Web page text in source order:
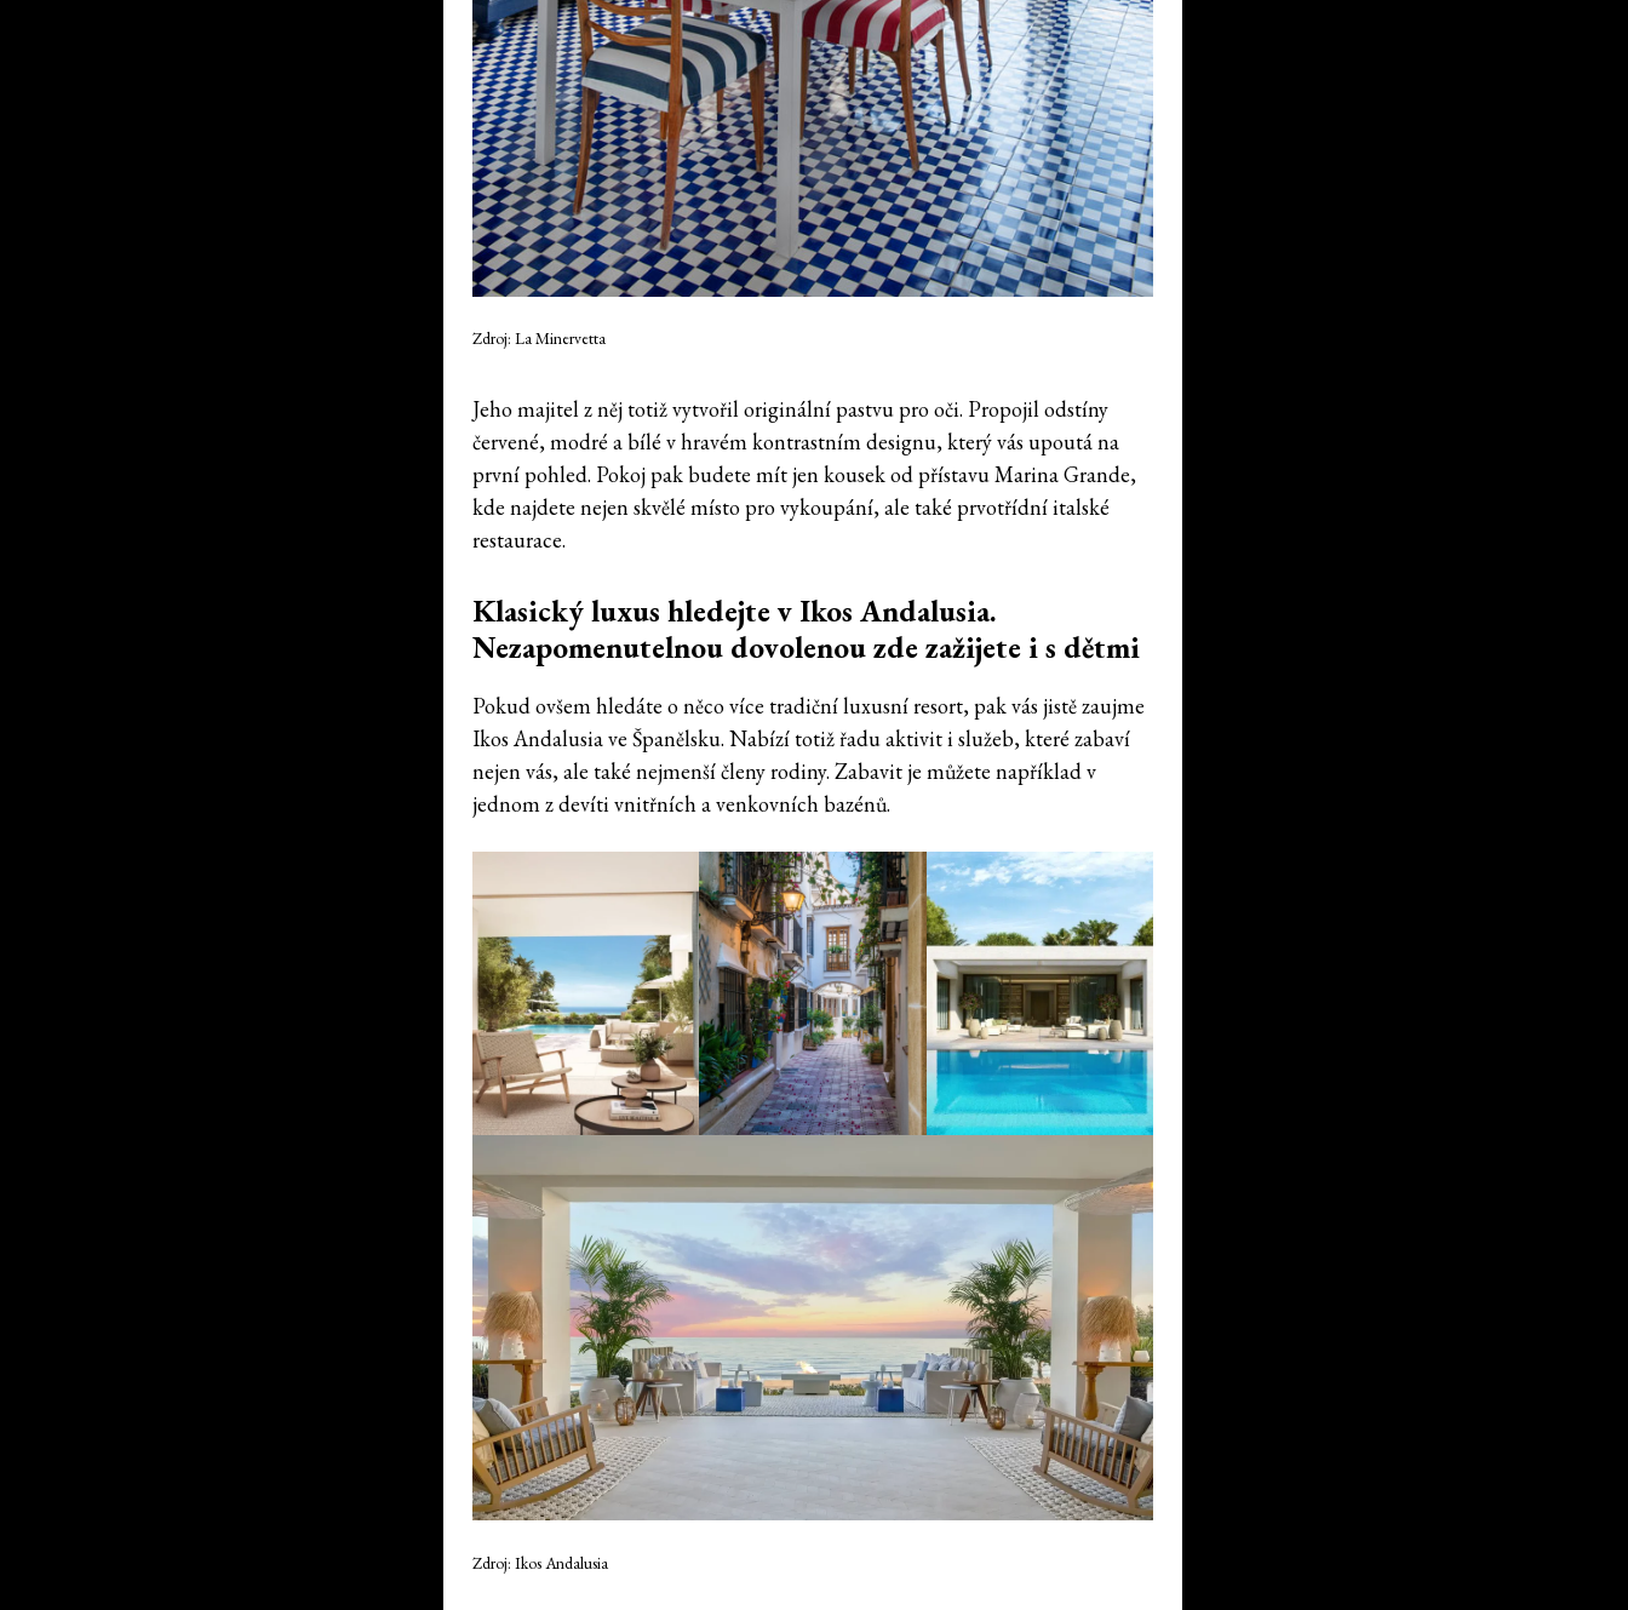
Zdroj: La Minervetta
Jeho majitel z něj totiž vytvořil originální pastvu pro oči. Propojil odstíny
červené, modré a bílé v hravém kontrastním designu, který vás upoutá na
první pohled. Pokoj pak budete mít jen kousek od přístavu Marina Grande,
kde najdete nejen skvělé místo pro vykoupání, ale také prvotřídní italské
restaurace.
Klasický luxus hledejte v Ikos Andalusia.
Nezapomenutelnou dovolenou zde zažijete i s dětmi
Pokud ovšem hledáte o něco více tradiční luxusní resort, pak vás jistě zaujme
Ikos Andalusia ve Španělsku. Nabízí totiž řadu aktivit i služeb, které zabaví
nejen vás, ale také nejmenší členy rodiny. Zabavit je můžete například v
jednom z devíti vnitřních a venkovních bazénů.
Zdroj: Ikos Andalusia